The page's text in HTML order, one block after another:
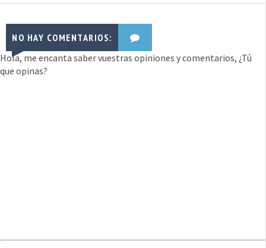
NO HAY COMENTARIOS:
Hola, me encanta saber vuestras opiniones y comentarios, ¿Tú
que opinas?